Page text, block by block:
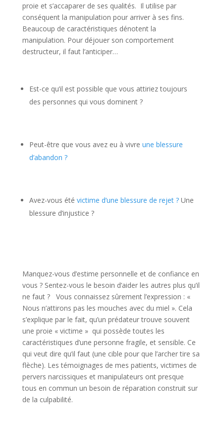
proie et s’accaparer de ses qualités. Il utilise par
conséquent la manipulation pour arriver à ses fins.
Beaucoup de caractéristiques dénotent la
manipulation. Pour déjouer son comportement
destructeur, il faut l’anticiper…
Est-ce qu’il est possible que vous attiriez toujours
des personnes qui vous dominent ?
Peut-être que vous avez eu à vivre une blessure
d’abandon ?
Avez-vous été victime d’une blessure de rejet ?Une
blessure d’injustice ?
Manquez-vous d’estime personnelle et de confiance en
vous ? Sentez-vous le besoin d’aider les autres plus qu’il
ne faut ? Vous connaissez sûrement l’expression : «
Nous n’attirons pas les mouches avec du miel ». Cela
s’explique par le fait, qu’un prédateur trouve souvent
une proie « victime » qui possède toutes les
caractéristiques d’une personne fragile, et sensible. Ce
qui veut dire qu’il faut (une cible pour que l’archer tire sa
flèche). Les témoignages de mes patients, victimes de
pervers narcissiques et manipulateurs ont presque
tous en commun un besoin de réparation construit sur
de la culpabilité.